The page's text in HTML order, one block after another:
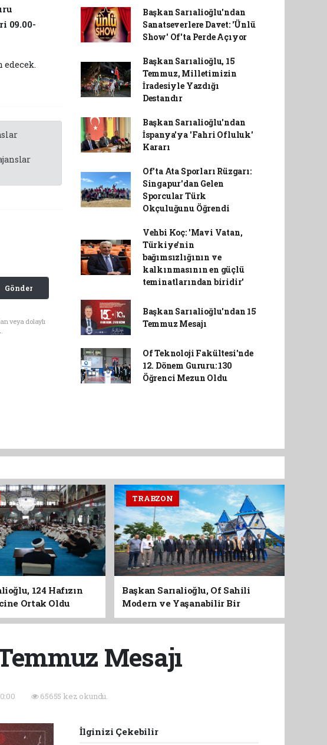
09.00-
Gönder
veya dolaylı
Başkan Sarıalioğlu'ndan
Sanatseverlere Davet: 'Ünlü
Show' Of'ta Perde Açıyor
Başkan Sarıalioğlu, 15
Temmuz, Milletimizin
İradesiyle Yazdığı
Destandır
Başkan Sarıalioğlu'ndan
İspanya'ya 'Fahri Ofluluk'
Kararı
Of'ta Ata Sporları Rüzgarı:
Singapur'dan Gelen
Sporcular Türk
Okçuluğunu Öğrendi
Vehbi Koç: 'Mavi Vatan,
Türkiye'nin
bağımsızlığının ve
kalkınmasının en güçlü
teminatlarından biridir'
Başkan Sarıalioğlu'ndan 15
Temmuz Mesajı
Of Teknoloji Fakültesi'nde
12. Dönem Gururu: 130
Öğrenci Mezun Oldu
124 Hafızın
Ortak Oldu
TRABZON
Başkan Sarıalioğlu, Of Sahili
Modern ve Yaşanabilir Bir
Kimliğe Kavuşuyor
Mesajı
65655 kez okundu.
İlginizi Çekebilir